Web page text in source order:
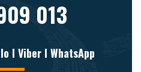
013
l Viber l WhatsApp